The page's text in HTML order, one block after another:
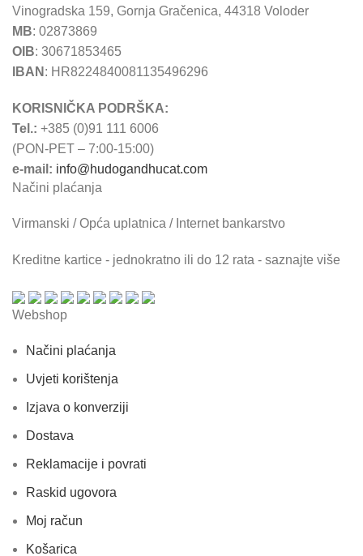
Vinogradska 159, Gornja Gračenica, 44318 Voloder
MB: 02873869
OIB: 30671853465
IBAN : HR8224840081135496296
KORISNIČKA PODRŠKA:
Tel.: +385 (0)91 111 6006
(PON-PET – 7:00-15:00)
e-mail: info@hudogandhucat.com
Načini plaćanja
Virmanski / Opća uplatnica / Internet bankarstvo
Kreditne kartice - jednokratno ili do 12 rata - saznajte više
Webshop
Načini plaćanja
Uvjeti korištenja
Izjava o konverziji
Dostava
Reklamacije i povrati
Raskid ugovora
Moj račun
Košarica